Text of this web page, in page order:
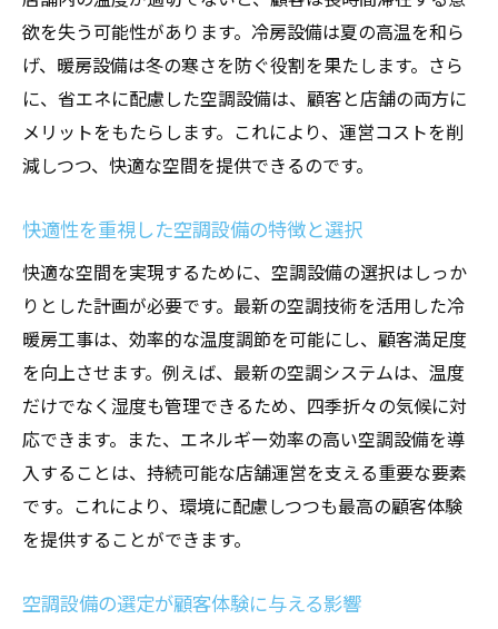
欲を失う可能性があります。冷房設備は夏の高温を和ら
げ、暖房設備は冬の寒さを防ぐ役割を果たします。さら
に、省エネに配慮した空調設備は、顧客と店舗の両方に
メリットをもたらします。これにより、運営コストを削
減しつつ、快適な空間を提供できるのです。
快適性を重視した空調設備の特徴と選択
快適な空間を実現するために、空調設備の選択はしっか
りとした計画が必要です。最新の空調技術を活用した冷
暖房工事は、効率的な温度調節を可能にし、顧客満足度
を向上させます。例えば、最新の空調システムは、温度
だけでなく湿度も管理できるため、四季折々の気候に対
応できます。また、エネルギー効率の高い空調設備を導
入することは、持続可能な店舗運営を支える重要な要素
です。これにより、環境に配慮しつつも最高の顧客体験
を提供することができます。
空調設備の選定が顧客体験に与える影響